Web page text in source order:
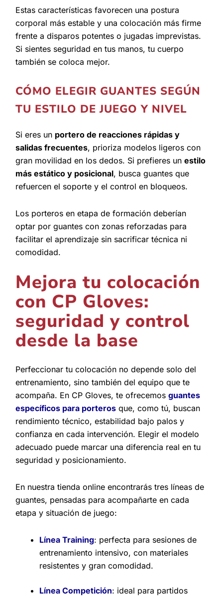
Estas características favorecen una postura
corporal más estable y una colocación más firme
frente a disparos potentes o jugadas imprevistas.
Si sientes seguridad en tus manos, tu cuerpo
también se coloca mejor.
CÓMO ELEGIR GUANTES SEGÚN
TU ESTILO DE JUEGO Y NIVEL
Si eres un portero de reacciones rápidas y
salidas frecuentes, prioriza modelos ligeros con
gran movilidad en los dedos. Si prefieres unestilo
más estático y posicional, busca guantes que
refuercen el soporte y el control en bloqueos.
Los porteros en etapa de formación deberían
optar por guantes con zonas reforzadas para
facilitar el aprendizaje sin sacrificar técnica ni
comodidad.
Mejora tu colocación
con CP Gloves:
seguridad y control
desde la base
Perfeccionar tu colocación no depende solo del
entrenamiento, sino también del equipo que te
acompaña. En CP Gloves, te ofrecemosguantes
específicos para porteros que, como tú, buscan
rendimiento técnico, estabilidad bajo palos y
confianza en cada intervención. Elegir el modelo
adecuado puede marcar una diferencia real en tu
seguridad y posicionamiento.
En nuestra tienda online encontrarás tres líneas de
guantes, pensadas para acompañarte en cada
etapa y situación de juego:
Línea Training: perfecta para sesiones de
entrenamiento intensivo, con materiales
resistentes y gran comodidad.
Línea Competición: ideal para partidos